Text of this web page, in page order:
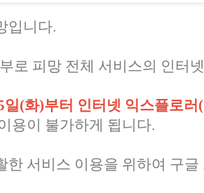
입니다.
로 피망 전체 서비스의 인터
일(화)부터 인터넷 익스플로
용이 불가하게 됩니다.
한 서비스 이용을 위하여 구글